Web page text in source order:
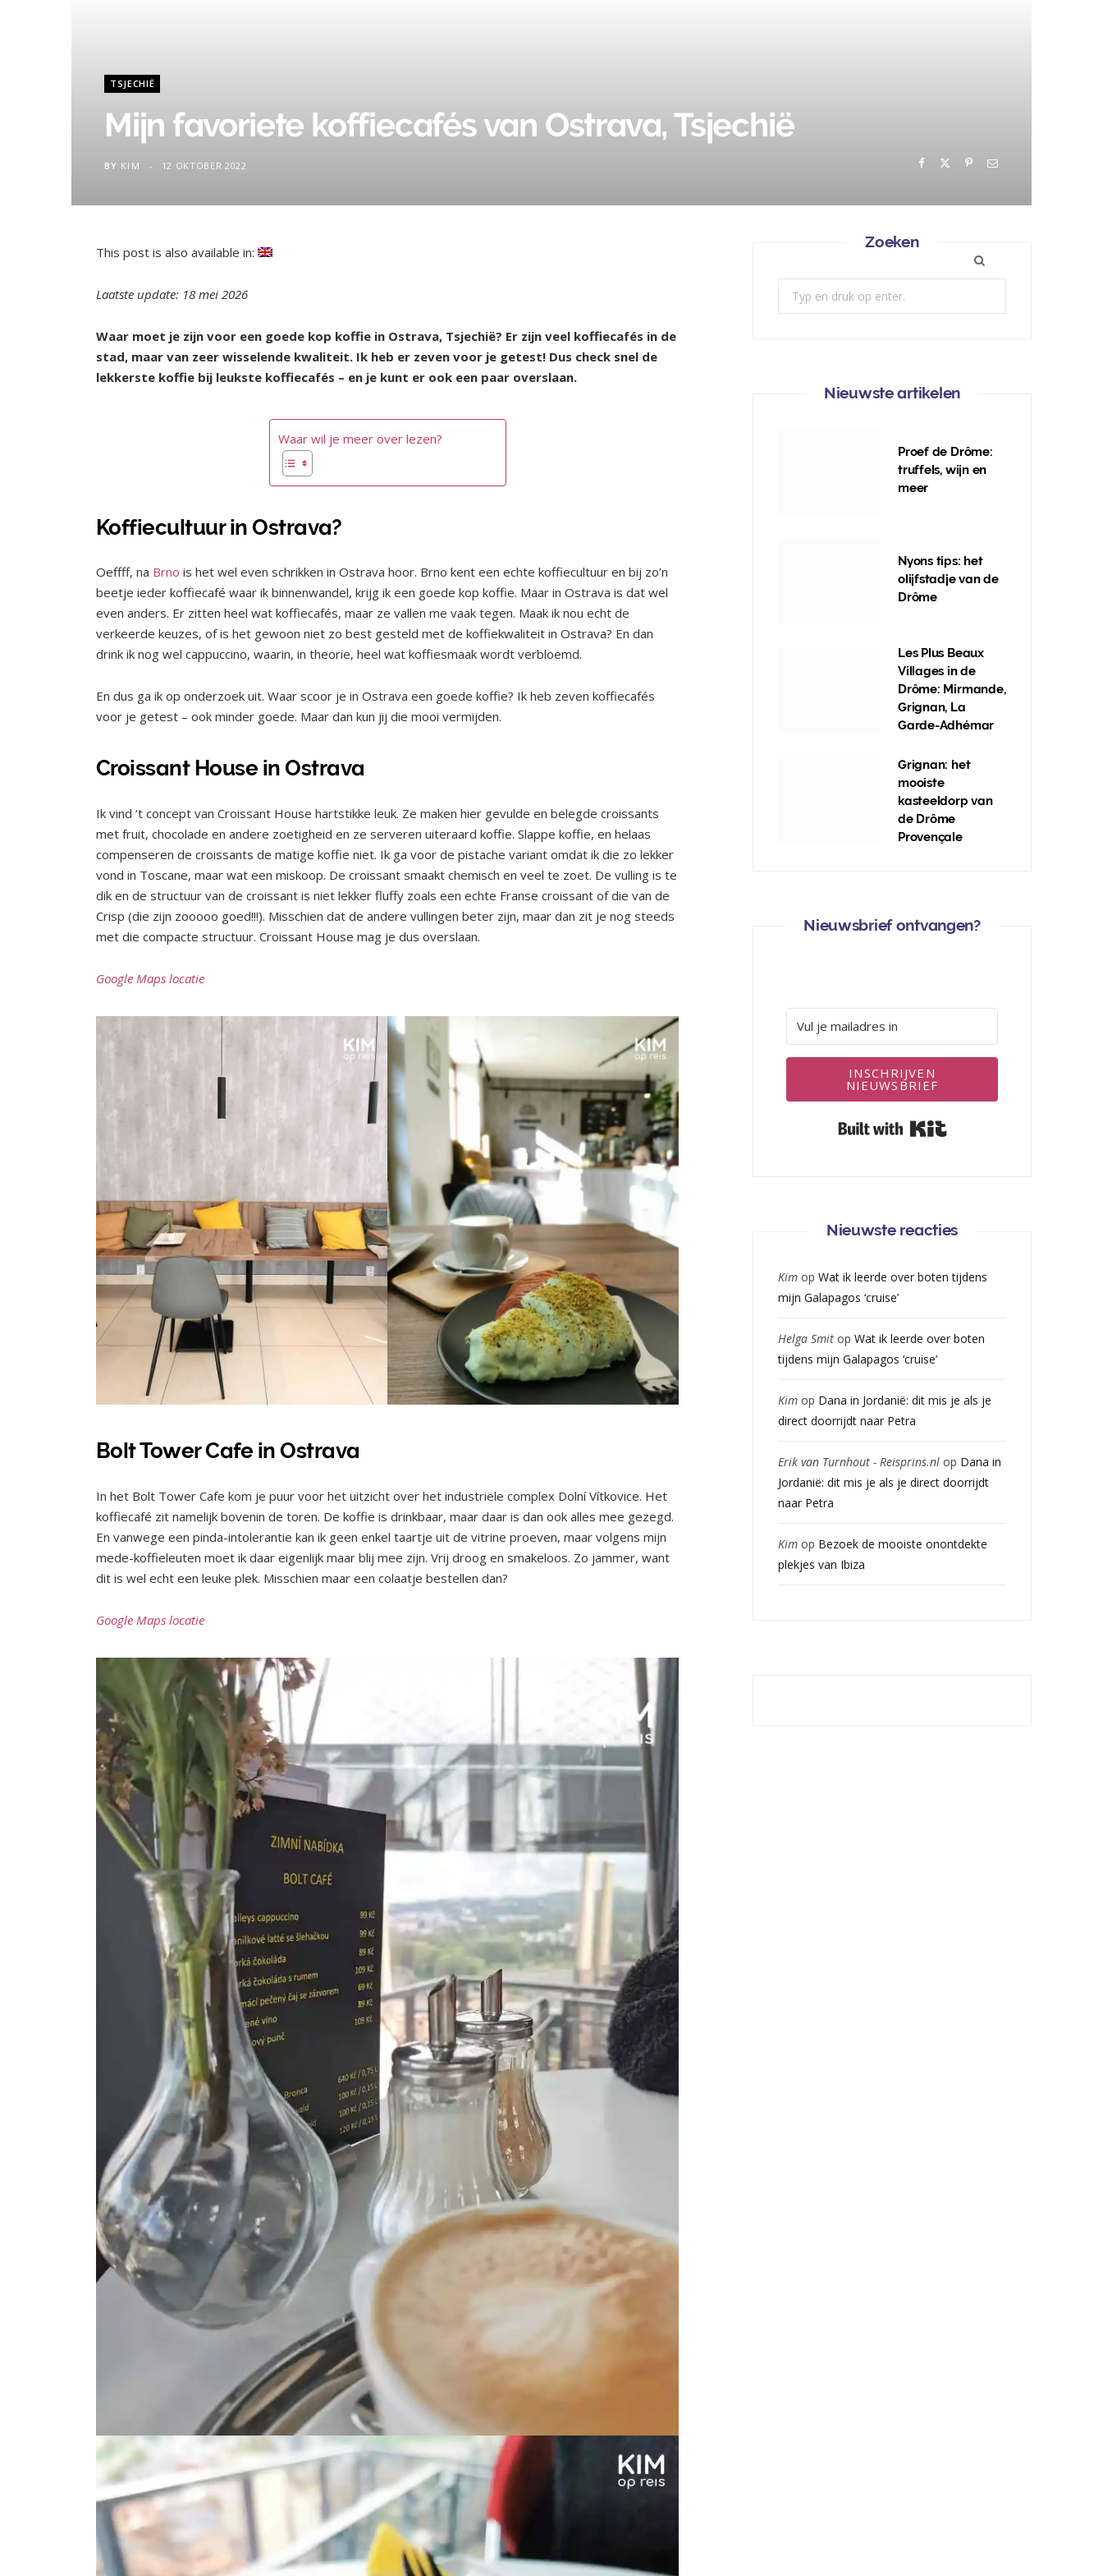
TSJECHIË
Mijn favoriete koffiecafés van Ostrava, Tsjechië
BY KIM 12 OKTOBER 2022
This post is also available in:
Laatste update: 18 mei 2026
Waar moet je zijn voor een goede kop koffie in Ostrava, Tsjechië? Er zijn veel koffiecafés in de
stad, maar van zeer wisselende kwaliteit. Ik heb er zeven voor je getest! Dus check snel de
lekkerste koffie bij leukste koffiecafés – en je kunt er ook een paar overslaan.
Waar wil je meer over lezen?
Koffiecultuur in Ostrava?
Oeffff, na Brno is het wel even schrikken in Ostrava hoor. Brno kent een echte koffiecultuur en bij zo’n
beetje ieder koffiecafé waar ik binnenwandel, krijg ik een goede kop koffie. Maar in Ostrava is dat wel
even anders. Er zitten heel wat koffiecafés, maar ze vallen me vaak tegen. Maak ik nou echt de
verkeerde keuzes, of is het gewoon niet zo best gesteld met de koffiekwaliteit in Ostrava? En dan
drink ik nog wel cappuccino, waarin, in theorie, heel wat koffiesmaak wordt verbloemd.
En dus ga ik op onderzoek uit. Waar scoor je in Ostrava een goede koffie? Ik heb zeven koffiecafés
voor je getest – ook minder goede. Maar dan kun jij die mooi vermijden.
Croissant House in Ostrava
Ik vind ‘t concept van Croissant House hartstikke leuk. Ze maken hier gevulde en belegde croissants
met fruit, chocolade en andere zoetigheid en ze serveren uiteraard koffie. Slappe koffie, en helaas
compenseren de croissants de matige koffie niet. Ik ga voor de pistache variant omdat ik die zo lekker
vond in Toscane, maar wat een miskoop. De croissant smaakt chemisch en veel te zoet. De vulling is te
dik en de structuur van de croissant is niet lekker fluffy zoals een echte Franse croissant of die van de
Crisp (die zijn zooooo goed!!!). Misschien dat de andere vullingen beter zijn, maar dan zit je nog steeds
met die compacte structuur. Croissant House mag je dus overslaan.
Google Maps locatie
Bolt Tower Cafe in Ostrava
In het Bolt Tower Cafe kom je puur voor het uitzicht over het industriële complex Dolní Vítkovice. Het
koffiecafé zit namelijk bovenin de toren. De koffie is drinkbaar, maar daar is dan ook alles mee gezegd.
En vanwege een pinda-intolerantie kan ik geen enkel taartje uit de vitrine proeven, maar volgens mijn
mede-koffieleuten moet ik daar eigenlijk maar blij mee zijn. Vrij droog en smakeloos. Zo jammer, want
dit is wel echt een leuke plek. Misschien maar een colaatje bestellen dan?
Google Maps locatie
Zoeken
Nieuwste artikelen
Proef de Drôme:
truffels, wijn en
meer
Nyons tips: het
olijfstadje van de
Drôme
Les Plus Beaux
Villages in de
Drôme: Mirmande,
Grignan, La
Garde-Adhémar
Grignan: het
mooiste
kasteeldorp van
de Drôme
Provençale
Nieuwsbrief ontvangen?
INSCHRIJVEN
NIEUWSBRIEF
Nieuwste reacties
Kim op Wat ik leerde over boten tijdens
mijn Galapagos ‘cruise’
Helga Smit op Wat ik leerde over boten
tijdens mijn Galapagos ‘cruise’
Kim op Dana in Jordanië: dit mis je als je
direct doorrijdt naar Petra
Erik van Turnhout - Reisprins.nl op Dana in
Jordanië: dit mis je als je direct doorrijdt
naar Petra
Kim op Bezoek de mooiste onontdekte
plekjes van Ibiza